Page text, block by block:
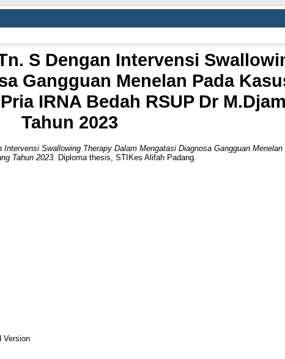
S Dengan Intervensi
Gangguan Menelan Pada
IRNA Bedah RSUP Dr
Tahun 2023
Swallowing Therapy Dalam Mengatasi Diagnosa Gangguan
Tahun 2023.
Diploma thesis, STIKes Alifah Padang.
Version